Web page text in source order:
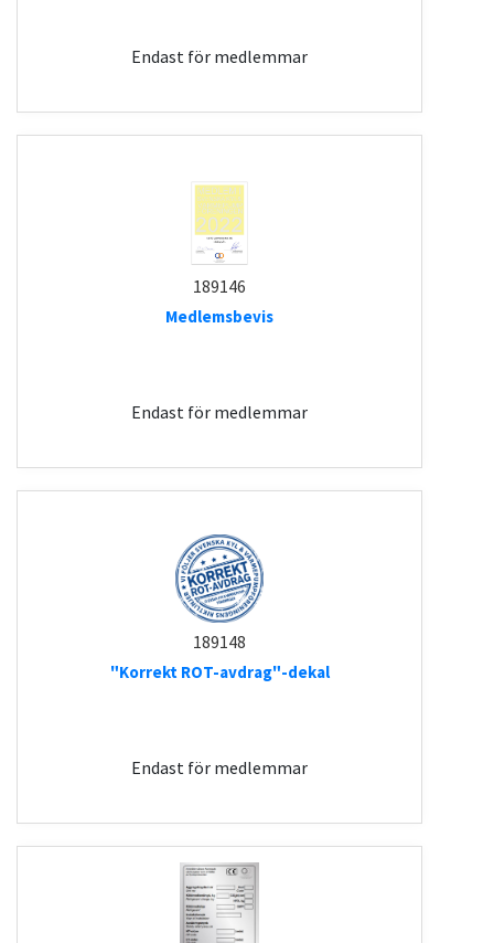
Endast för medlemmar
189146
Medlemsbevis
Endast för medlemmar
189148
"Korrekt ROT-avdrag"-dekal
Endast för medlemmar